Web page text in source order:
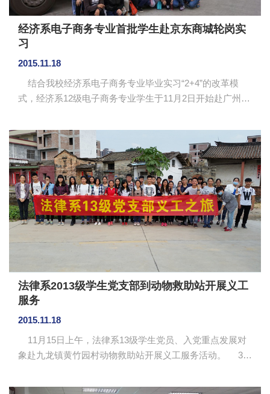
经济系电子商务专业首批学生赴京东商城轮岗实
习
2015.11.18
结合我校经济系电子商务专业毕业实习“2+4”的改革模
式，经济系12级电子商务专业学生于11月2日开始赴广州黄
本次轮岗实习的岗位包括入库、出库、分拣、补货等。此
次实习由李安琪老师带队，参加实习学生人数共75人。
京东将实习学生按班级分为两个团队，分别在京东博展分
拣中心（第三方货物仓）和京东萝岗分拣中心（京东自营
货物仓）进行实习。实习过程中，学生能在分拣区不同岗
位进行轮岗，感受不同工作岗位的业务特点。在京东员工
的一对一指导...
法律系2013级学生党支部到动物救助站开展义工
服务
2015.11.18
11月15日上午，法律系13级学生党员、入党重点发展对
象赴九龙镇黄竹园村动物救助站开展义工服务活动。 35
助站负责人蔡姨的指示之下，戴着一次性手套和口罩，为